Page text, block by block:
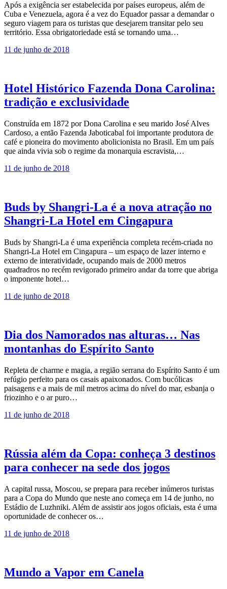
Após a exigência ser estabelecida por países europeus, além de
Cuba e Venezuela, agora é a vez do Equador passar a demandar o
seguro viagem para os turistas que desejarem transitar pelo seu
território. Essa obrigatoriedade está se tornando uma…
11 de junho de 2018
Hotel Histórico Fazenda Dona Carolina:
tradição e exclusividade
Construída em 1872 por Dona Carolina e seu marido José Alves
Cardoso, a então Fazenda Jaboticabal foi importante produtora de
café e pioneira do movimento abolicionista no Brasil. Em um país
que ainda vivia sob o regime da monarquia escravista,…
11 de junho de 2018
Buds by Shangri-La é a nova atração no
Shangri-La Hotel em Cingapura
Buds by Shangri-La é uma experiência completa recém-criada no
Shangri-La Hotel em Cingapura – um espaço de lazer interno e
externo de interatividade, ocupando mais de 2000 metros
quadradros no recém revigorado primeiro andar da torre que abriga
o imponente hotel…
11 de junho de 2018
Dia dos Namorados nas alturas… Nas
montanhas do Espírito Santo
Repleta de charme e magia, a região serrana do Espírito Santo é um
refúgio perfeito para os casais apaixonados. Com bucólicas
paisagens e a mais de mil metros acima do nível do mar, esbanja o
friozinho e o ar puro…
11 de junho de 2018
Rússia além da Copa: conheça 3 destinos
para conhecer na sede dos jogos
A capital russa, Moscou, se prepara para receber inúmeros turistas
para a Copa do Mundo que neste ano começa em 14 de junho, no
Estádio de Luzhniki. Além de assistir aos jogos oficiais, esta é uma
oportunidade de conhecer os…
11 de junho de 2018
Mundo a Vapor em Canela